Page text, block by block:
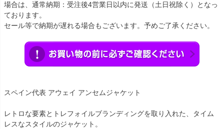
場合は、通常納期：受注後4営業日以内に発送（土日祝除く）となっ
ております。
セール等で納期が遅れる場合もございます。予めご了承ください。
スペイン代表 アウェイ アンセムジャケット
レトロな要素とトレフォイルブランディングを取り入れた、タイム
レスなスタイルのジャケット。